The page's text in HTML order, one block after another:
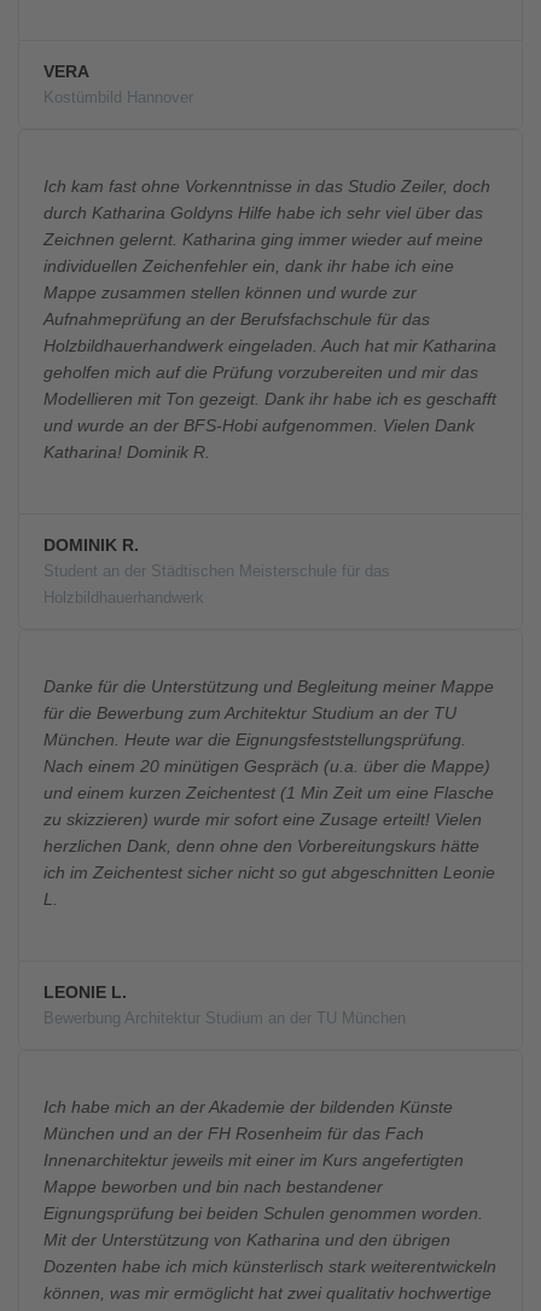
VERA
Kostümbild Hannover
Ich kam fast ohne Vorkenntnisse in das Studio Zeiler, doch
durch Katharina Goldyns Hilfe habe ich sehr viel über das
Zeichnen gelernt. Katharina ging immer wieder auf meine
individuellen Zeichenfehler ein, dank ihr habe ich eine
Mappe zusammen stellen können und wurde zur
Aufnahmeprüfung an der Berufsfachschule für das
Holzbildhauerhandwerk eingeladen. Auch hat mir Katharina
geholfen mich auf die Prüfung vorzubereiten und mir das
Modellieren mit Ton gezeigt. Dank ihr habe ich es geschafft
und wurde an der BFS-Hobi aufgenommen. Vielen Dank
Katharina! Dominik R.
DOMINIK R.
Student an der Städtischen Meisterschule für das
Holzbildhauerhandwerk
Danke für die Unterstützung und Begleitung meiner Mappe
für die Bewerbung zum Architektur Studium an der TU
München. Heute war die Eignungsfeststellungsprüfung.
Nach einem 20 minütigen Gespräch (u.a. über die Mappe)
und einem kurzen Zeichentest (1 Min Zeit um eine Flasche
zu skizzieren) wurde mir sofort eine Zusage erteilt! Vielen
herzlichen Dank, denn ohne den Vorbereitungskurs hätte
ich im Zeichentest sicher nicht so gut abgeschnitten Leonie
L.
LEONIE L.
Bewerbung Architektur Studium an der TU München
Ich habe mich an der Akademie der bildenden Künste
München und an der FH Rosenheim für das Fach
Innenarchitektur jeweils mit einer im Kurs angefertigten
Mappe beworben und bin nach bestandener
Eignungsprüfung bei beiden Schulen genommen worden.
Mit der Unterstützung von Katharina und den übrigen
Dozenten habe ich mich künsterlisch stark weiterentwickeln
können, was mir ermöglicht hat zwei qualitativ hochwertige